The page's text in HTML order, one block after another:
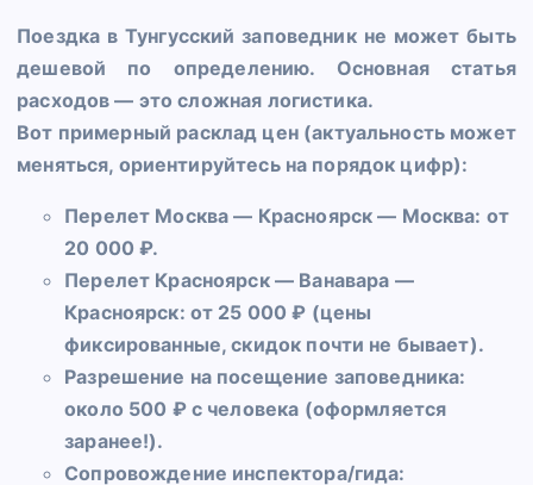
Поездка в Тунгусский заповедник не может быть
дешевой по определению. Основная статья
расходов — это сложная логистика.
Вот примерный расклад цен (актуальность может
меняться, ориентируйтесь на порядок цифр):
Перелет Москва — Красноярск — Москва: от
20 000 ₽.
Перелет Красноярск — Ванавара —
Красноярск: от 25 000 ₽ (цены
фиксированные, скидок почти не бывает).
Разрешение на посещение заповедника:
около 500 ₽ с человека (оформляется
заранее!).
Сопровождение инспектора/гида: